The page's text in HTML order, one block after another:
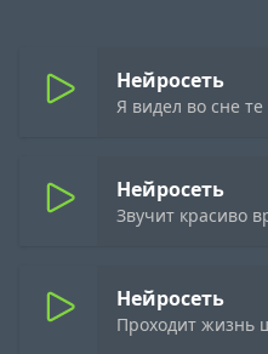
Нейросеть
Я видел во сне
Нейросеть
Звучит красиво
Нейросеть
Проходит жизнь